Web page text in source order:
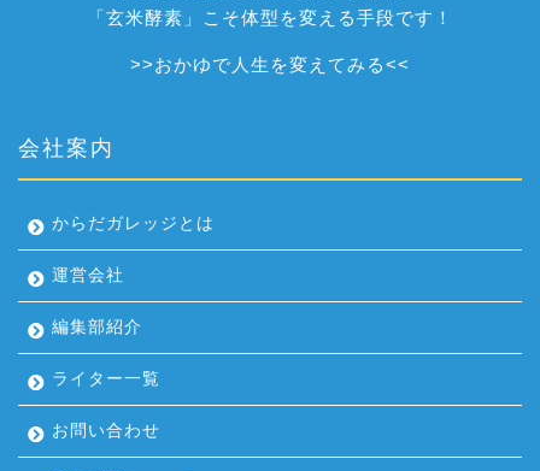
「玄米酵素」こそ体型を変える手段です！
>>おかゆで人生を変えてみる<<
会社案内
からだガレッジとは
運営会社
編集部紹介
ライター一覧
お問い合わせ